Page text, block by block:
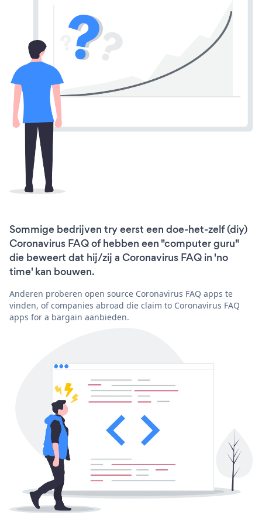
Sommige bedrijven try eerst een doe-het-zelf (diy)
Coronavirus FAQ of hebben een "computer guru"
die beweert dat hij/zij a Coronavirus FAQ in 'no
time' kan bouwen.
Anderen proberen open source Coronavirus FAQ apps te
vinden, of companies abroad die claim to Coronavirus FAQ
apps for a bargain aanbieden.